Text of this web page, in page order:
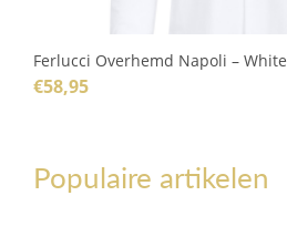
Ferlucci Overhemd Napoli – White
€58,95
Populaire artikelen